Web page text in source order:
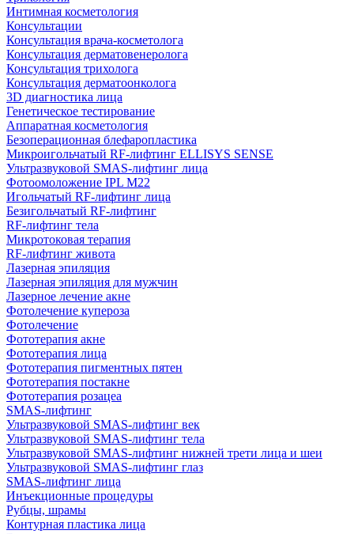
Интимная косметология
Консультации
Консультация врача-косметолога
Консультация дерматовенеролога
Консультация трихолога
Консультация дерматоонколога
3D диагностика лица
Генетическое тестирование
Аппаратная косметология
Безоперационная блефаропластика
Микроигольчатый RF-лифтинг ELLISYS SENSE
Ультразвуковой SMAS-лифтинг лица
Фотоомоложение IPL M22
Игольчатый RF-лифтинг лица
Безигольчатый RF-лифтинг
RF-лифтинг тела
Микротоковая терапия
RF-лифтинг живота
Лазерная эпиляция
Лазерная эпиляция для мужчин
Лазерное лечение акне
Фотолечение купероза
Фотолечение
Фототерапия акне
Фототерапия лица
Фототерапия пигментных пятен
Фототерапия постакне
Фототерапия розацеа
SMAS-лифтинг
Ультразвуковой SMAS-лифтинг век
Ультразвуковой SMAS-лифтинг тела
Ультразвуковой SMAS-лифтинг нижней трети лица и шеи
Ультразвуковой SMAS-лифтинг глаз
SMAS-лифтинг лица
Инъекционные процедуры
Рубцы, шрамы
Контурная пластика лица